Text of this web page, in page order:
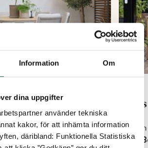
Information Om
dina uppgifter
använder tekniska
kakor, för att inhämta information
däribland: Funktionella Statistiska
Från
33